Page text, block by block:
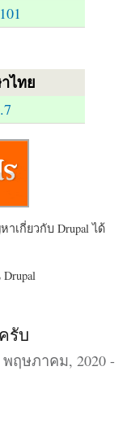
ไทย
เกี่ยวกับ Drupal ได้
รับ
ฤษภาคม, 2020 -